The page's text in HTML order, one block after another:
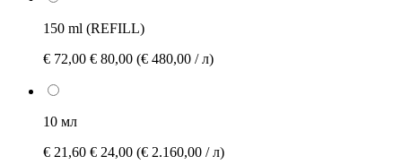
150 ml (REFILL)
€ 72,00 € 80,00 (€ 480,00 / л)
10 мл
€ 21,60 € 24,00 (€ 2.160,00 / л)